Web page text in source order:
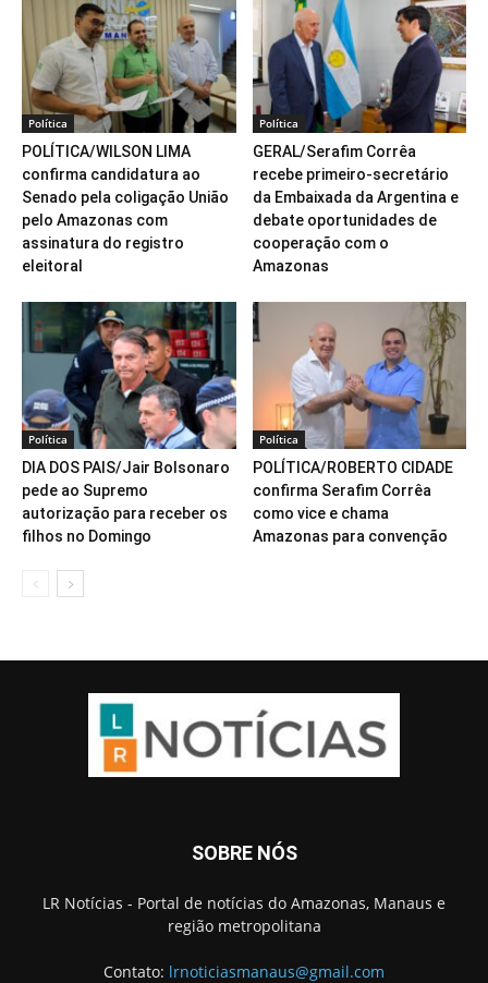
Política
POLÍTICA/WILSON LIMA
confirma candidatura ao
Senado pela coligação União
pelo Amazonas com
assinatura do registro
eleitoral
Política
GERAL/Serafim Corrêa
recebe primeiro-secretário
da Embaixada da Argentina e
debate oportunidades de
cooperação com o
Amazonas
Política
DIA DOS PAIS/Jair Bolsonaro
pede ao Supremo
autorização para receber os
filhos no Domingo
Política
POLÍTICA/ROBERTO CIDADE
confirma Serafim Corrêa
como vice e chama
Amazonas para convenção
SOBRE NÓS
LR Notícias - Portal de notícias do Amazonas, Manaus e
região metropolitana
Contato: lrnoticiasmanaus@gmail.com